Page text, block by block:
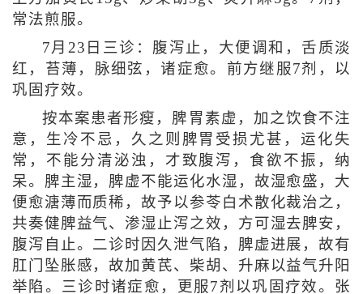
常法煎服。
7月23日三诊：腹泻止，大便调和，舌质淡
红，苔薄，脉细弦，诸症愈。前方继服7剂，以
巩固疗效。
按本案患者形瘦，脾胃素虚，加之饮食不注
意，生冷不忌，久之则脾胃受损尤甚，运化失
常，不能分清泌浊，才致腹泻，食欲不振，纳
呆。脾主湿，脾虚不能运化水湿，故湿愈盛，大
便愈溏薄而质稀，故予以参苓白术散化裁治之，
共奏健脾益气、渗湿止泻之效，方可湿去脾安，
腹泻自止。二诊时因久泄气陷，脾虚进展，故有
肛门坠胀感，故加黄芪、柴胡、升麻以益气升阳
举陷。三诊时诸症愈，更服7剂以巩固疗效。张